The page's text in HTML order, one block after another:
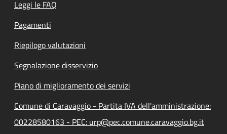
Leggi le FAQ
Pagamenti
Riepilogo valutazioni
Segnalazione disservizio
Piano di miglioramento dei servizi
Comune di Caravaggio - Partita IVA dell'amministrazione:
00228580163 - PEC: urp@pec.comune.caravaggio.bg.it